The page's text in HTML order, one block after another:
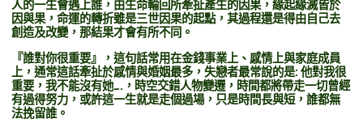
人的一生會遇上誰，由生命輪回所牽扯產生的因果，緣起緣滅皆於
因與果，命運的轉折雖是三世因果的起點，其過程還是得由自己去
創造及改變，那結果才會有所不同。
『誰對你很重要』，這句話常用在金錢事業上、感情上與家庭成員
上，通常這話牽扯於感情與婚姻最多，失戀者最常說的是: 他對我很
重要，我不能沒有她….，時空交錯人物變遷，時間都將帶走一切曾經
有過得努力，或許這一生就是走個過場，只是時間長與短，誰都無
法挽留誰。